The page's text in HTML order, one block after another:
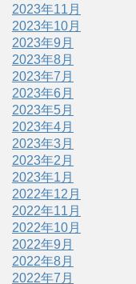
2023年11月
2023年10月
2023年9月
2023年8月
2023年7月
2023年6月
2023年5月
2023年4月
2023年3月
2023年2月
2023年1月
2022年12月
2022年11月
2022年10月
2022年9月
2022年8月
2022年7月